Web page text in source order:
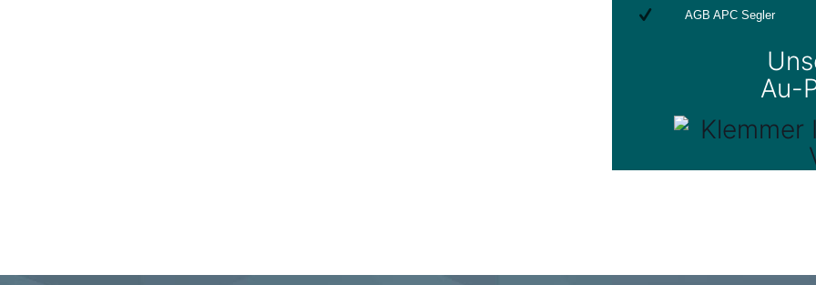
AGB APC Segler
Au-